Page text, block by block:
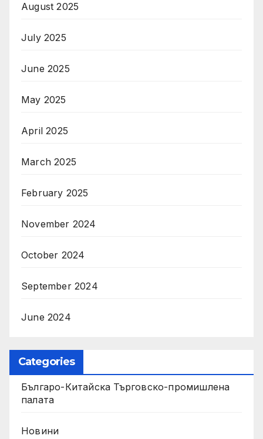
August 2025
July 2025
June 2025
May 2025
April 2025
March 2025
February 2025
November 2024
October 2024
September 2024
June 2024
Categories
Българо-Китайска Търговско-промишлена
палaта
Новини